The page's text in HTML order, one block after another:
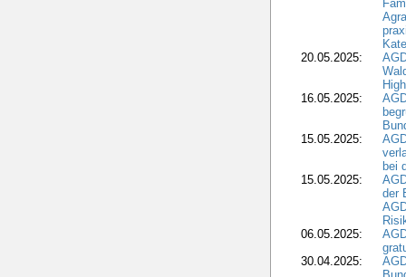
20.05.2025:
16.05.2025:
15.05.2025:
bei
15.05.2025:
der
06.05.2025:
30.04.2025: